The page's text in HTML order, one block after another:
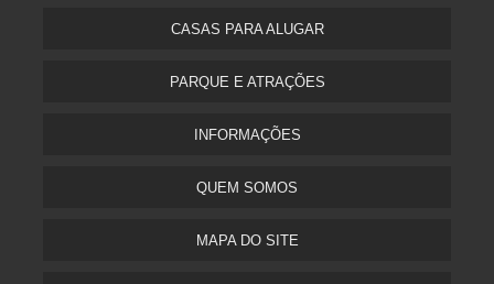
CASAS PARA ALUGAR
PARQUE E ATRAÇÕES
INFORMAÇÕES
QUEM SOMOS
MAPA DO SITE